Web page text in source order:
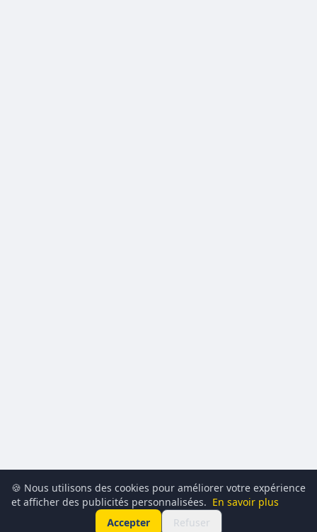
🍪 Nous utilisons des cookies pour améliorer votre expérience
et afficher des publicités personnalisées. En savoir plus
Accepter
Refuser